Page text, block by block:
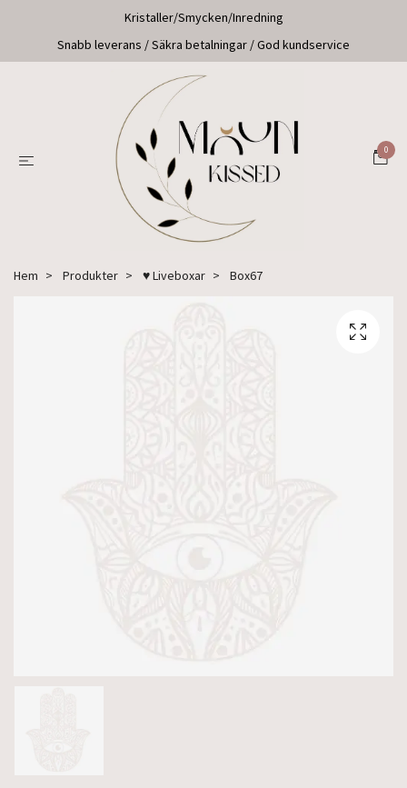
Kristaller/Smycken/Inredning
Snabb leverans / Säkra betalningar / God kundservice
0
Hem Produkter ♥ Liveboxar Box67